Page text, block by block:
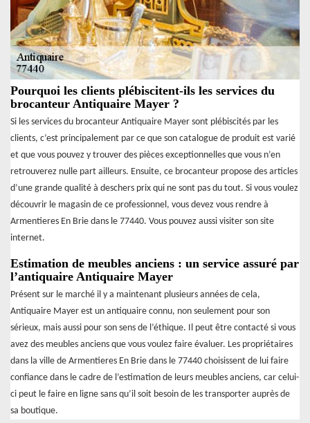
Pourquoi les clients plébiscitent-ils les services du
brocanteur Antiquaire Mayer ?
Si les services du brocanteur Antiquaire Mayer sont plébiscités par les
clients, c’est principalement par ce que son catalogue de produit est varié
et que vous pouvez y trouver des pièces exceptionnelles que vous n’en
retrouverez nulle part ailleurs. Ensuite, ce brocanteur propose des articles
d’une grande qualité à deschers prix qui ne sont pas du tout. Si vous voulez
découvrir le magasin de ce professionnel, vous devez vous rendre à
Armentieres En Brie dans le 77440. Vous pouvez aussi visiter son site
internet.
Estimation de meubles anciens : un service assuré par
l’antiquaire Antiquaire Mayer
Présent sur le marché il y a maintenant plusieurs années de cela,
Antiquaire Mayer est un antiquaire connu, non seulement pour son
sérieux, mais aussi pour son sens de l’éthique. Il peut être contacté si vous
avez des meubles anciens que vous voulez faire évaluer. Les propriétaires
dans la ville de Armentieres En Brie dans le 77440 choisissent de lui faire
confiance dans le cadre de l’estimation de leurs meubles anciens, car celui-
ci peut le faire en ligne sans qu’il soit besoin de les transporter auprès de
sa boutique.